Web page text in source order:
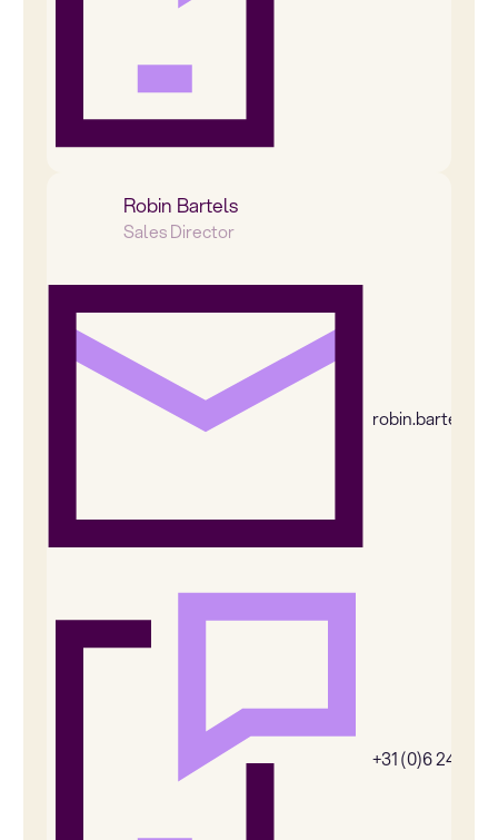
Robin Bartels
Sales Director
+31 (0)6